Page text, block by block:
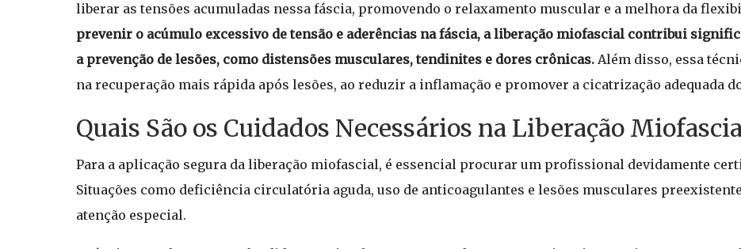
liberar as tensões acumuladas nessa fáscia, promovendo o relaxamento muscular e a melhora da
prevenir o acúmulo excessivo de tensão e aderências na fáscia, a liberação miofascial contribui
a prevenção de lesões, como distensões musculares, tendinites e dores crônicas. Além disso, essa
na recuperação mais rápida após lesões, ao reduzir a inflamação e promover a cicatrização adequada
Quais São os Cuidados Necessários na Liberação
Para a aplicação segura da liberação miofascial, é essencial procurar um profissional devidamente
Situações como deficiência circulatória aguda, uso de anticoagulantes e lesões musculares
atenção especial.